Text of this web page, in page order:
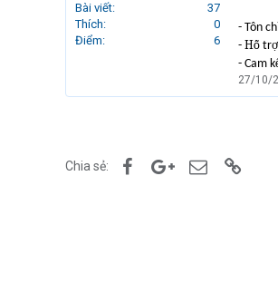
Bài viết
37
Thích
0
Điểm
6
- Tôn
- Hỗ trợ
- Cam k
27/10/
Chia sẻ: FacebookGoogle+Email